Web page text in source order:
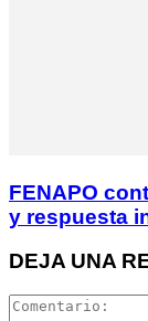
FENAPO
y respuesta
DEJA UNA